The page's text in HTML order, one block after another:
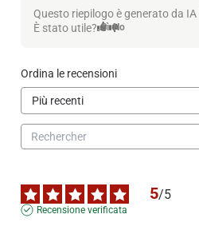
Questo riepilogo è generato da IA
È stato utile? Sì No
Ordina le recensioni
5/5
Recensione verificata